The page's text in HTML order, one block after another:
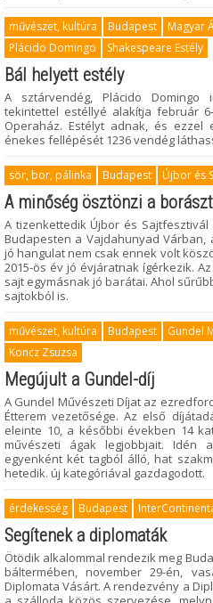
művészet, kultúra Budapest
Magyar
Plácido Domingo
Shakespeare Estély
Bál helyett estély
A sztárvendég, Plácido
tekintettel estéllyé alakítja február
Operaház. Estélyt adnak, és ezzel
énekes fellépését 1236 vendég
sör, bor, pálinka Budapest Újbor és
A minőség ösztönzi a borászt
A tizenkettedik Újbor és
Budapesten a Vajdahunyad Várban,
jó hangulat nem csak ennek volt
2015-ös év jó évjáratnak ígérkezik.
sajt egymásnak jó barátai. Ahol
sajtokból is.
művészet, kultúra Budapest Gundel
Koncz Zsuzsa
Megújult a Gundel-díj
A Gundel Művészeti Díjat az
Étterem vezetősége. Az első
eleinte 10, a későbbi években 14
művészeti ágak legjobbjait. Idén
egyenként két tagból álló, hat
hetedik. új kategóriával gazdagodott.
érdekesség Budapest
Segítenek a diplomaták
Ötödik alkalommal rendezik meg
báltermében, november 29-én,
Diplomata Vásárt. A rendezvény a